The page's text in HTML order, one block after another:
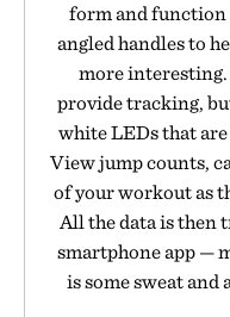
form and function
angled handles to
more
provide tracking,
white LEDs that
View jump counts,
of your workout as
All the data is then
smartphone app —
is some sweat